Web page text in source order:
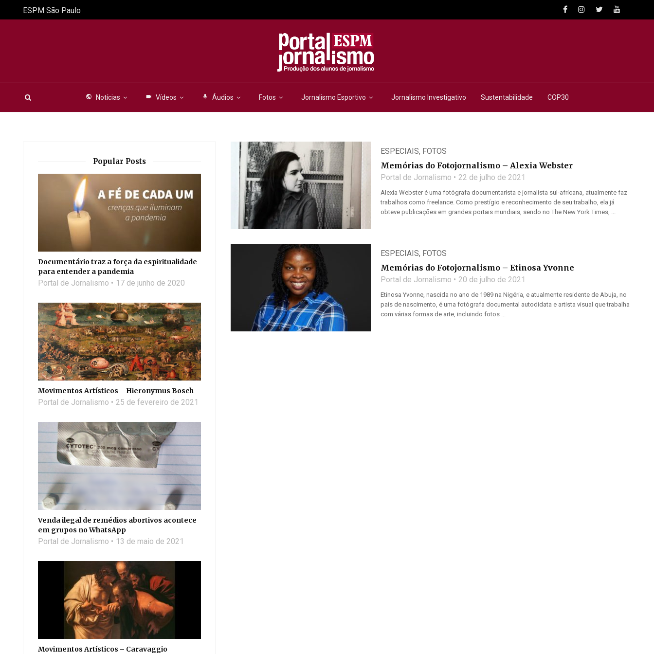
public Notícias videocam Vídeos mic Áudios Fotos Jornalismo Esportivo Jornalismo Investigativo Sustentabilidade COP30
ESPM São Paulo
ESPECIAIS, FOTOS
Memórias do Fotojornalismo – Alexia Webster
Portal de Jornalismo 22 de julho de 2021
Alexia Webster é uma fotógrafa documentarista e jornalista sul-africana, atualmente faz
trabalhos como freelance. Como prestígio e reconhecimento de seu trabalho, ela já
obteve publicações em grandes portais mundiais, sendo no The New York Times, ...
ESPECIAIS, FOTOS
Memórias do Fotojornalismo – Etinosa Yvonne
Portal de Jornalismo 20 de julho de 2021
Etinosa Yvonne, nascida no ano de 1989 na Nigéria, e atualmente residente de Abuja, no
país de nascimento, é uma fotógrafa documental autodidata e artista visual que trabalha
com várias formas de arte, incluindo fotos ...
Popular Posts
Documentário traz a força da espiritualidade
para entender a pandemia
Portal de Jornalismo 17 de junho de 2020
Movimentos Artísticos – Hieronymus Bosch
Portal de Jornalismo 25 de fevereiro de 2021
Venda ilegal de remédios abortivos acontece
em grupos no WhatsApp
Portal de Jornalismo 13 de maio de 2021
Movimentos Artísticos – Caravaggio